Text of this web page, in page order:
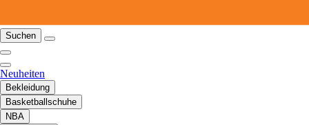
Suchen
Neuheiten
Bekleidung
Basketballschuhe
NBA